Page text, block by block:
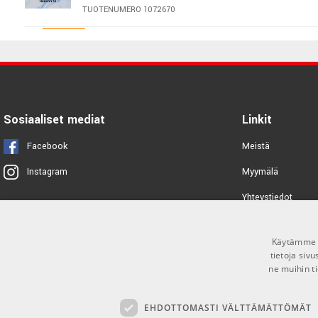
Ableton Live 12 Suite
TUOTENUMERO 1072670
Download
Sosiaaliset mediat
Facebook
Instagram
Linkit
Meistä
Myymälä
Yhteystiedot
Toimitusehdot
tietoja
ne muihin
EHDOTTOMASTI VÄLTTÄMÄTTÖMÄT